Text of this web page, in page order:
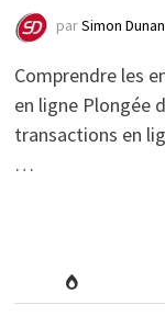
parSimon
Comprendre les
en ligne Plongée
transactions en
…